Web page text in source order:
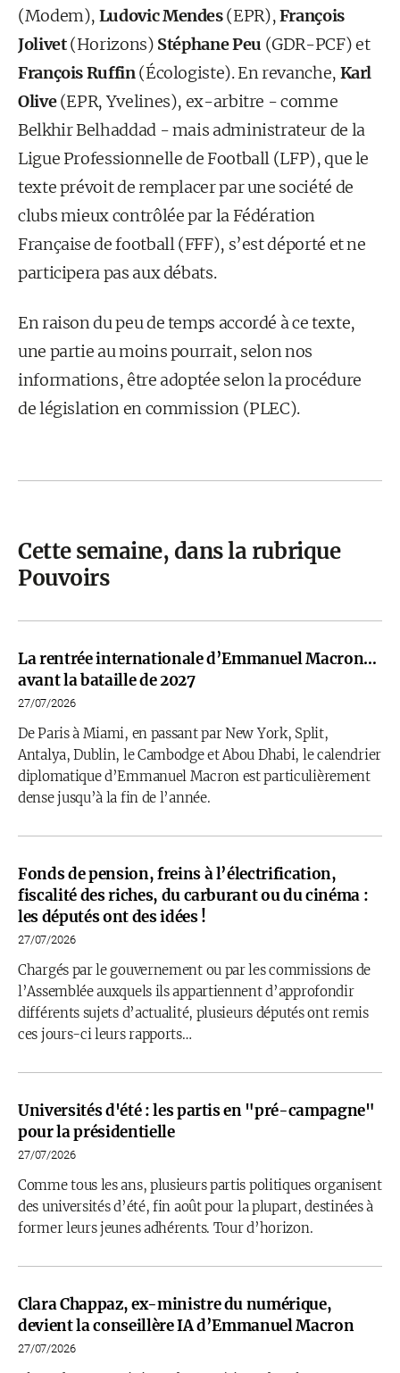
(Modem), Ludovic Mendes(EPR),François
Jolivet(Horizons) Stéphane Peu (GDR-PCF) et
François Ruffin(Écologiste). En revanche, Karl
Olive(EPR, Yvelines), ex-arbitre - comme
Belkhir Belhaddad - mais administrateur de la
Ligue Professionnelle de Football (LFP), que le
texte prévoit de remplacer par une société de
clubs mieux contrôlée par la Fédération
Française de football (FFF), s’est déporté et ne
participera pas aux débats.
En raison du peu de temps accordé à ce texte,
une partie au moins pourrait, selon nos
informations, être adoptée selon la procédure
de législation en commission (PLEC).
Cette semaine, dans la rubrique
Pouvoirs
La rentrée internationale d’Emmanuel Macron…
avant la bataille de 2027
27/07/2026
De Paris à Miami, en passant par New York, Split,
Antalya, Dublin, le Cambodge et Abou Dhabi, le calendrier
diplomatique d’Emmanuel Macron est particulièrement
dense jusqu’à la fin de l’année.
Fonds de pension, freins à l’électrification,
fiscalité des riches, du carburant ou du cinéma :
les députés ont des idées !
27/07/2026
Chargés par le gouvernement ou par les commissions de
l’Assemblée auxquels ils appartiennent d’approfondir
différents sujets d’actualité, plusieurs députés ont remis
ces jours-ci leurs rapports…
Universités d'été : les partis en "pré-campagne"
pour la présidentielle
27/07/2026
Comme tous les ans, plusieurs partis politiques organisent
des universités d’été, fin août pour la plupart, destinées à
former leurs jeunes adhérents. Tour d’horizon.
Clara Chappaz, ex-ministre du numérique,
devient la conseillère IA d’Emmanuel Macron
27/07/2026